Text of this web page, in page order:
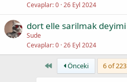
Cevaplar 0 26 Eyl 2024
dort elle sarilmak
Sude
Cevaplar 0 26 Eyl 2024
First Önceki 6 of 223